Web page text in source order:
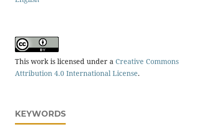
This work is licensed under a Creative Commons
Attribution 4.0 International License.
KEYWORDS